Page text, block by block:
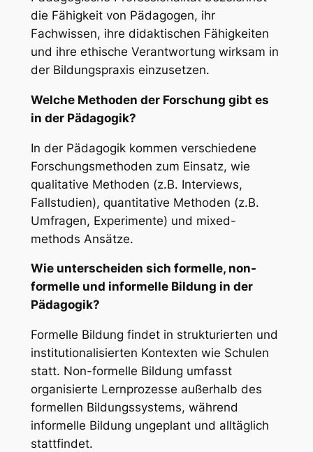
die Fähigkeit von Pädagogen, ihr
Fachwissen, ihre didaktischen Fähigkeiten
und ihre ethische Verantwortung wirksam in
der Bildungspraxis einzusetzen.
Welche Methoden der Forschung gibt es
in der Pädagogik?
In der Pädagogik kommen verschiedene
Forschungsmethoden zum Einsatz, wie
qualitative Methoden (z.B. Interviews,
Fallstudien), quantitative Methoden (z.B.
Umfragen, Experimente) und mixed-
methods Ansätze.
Wie unterscheiden sich formelle, non-
formelle und informelle Bildung in der
Pädagogik?
Formelle Bildung findet in strukturierten und
institutionalisierten Kontexten wie Schulen
statt. Non-formelle Bildung umfasst
organisierte Lernprozesse außerhalb des
formellen Bildungssystems, während
informelle Bildung ungeplant und alltäglich
stattfindet.